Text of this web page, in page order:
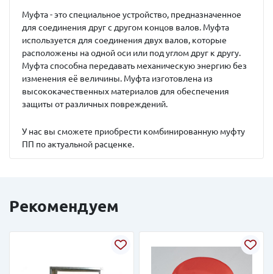
Муфта - это специальное устройство, предназначенное
для соединения друг с другом концов валов. Муфта
используется для соединения двух валов, которые
расположены на одной оси или под углом друг к другу.
Муфта способна передавать механическую энергию без
изменения её величины. Муфта изготовлена из
высококачественных материалов для обеспечения
защиты от различных повреждений.
У нас вы сможете приобрести комбинированную муфту
ПП по актуальной расценке.
Рекомендуем